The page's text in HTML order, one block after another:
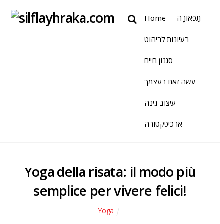
Home תַפאוּרָה
רעיונות לריהוט
סגנון חיים
עשה זאת בעצמך
עיצוב גינה
ארכיטקטורה
Yoga della risata: il modo più
semplice per vivere felici!
Yoga